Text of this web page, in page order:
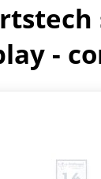
-